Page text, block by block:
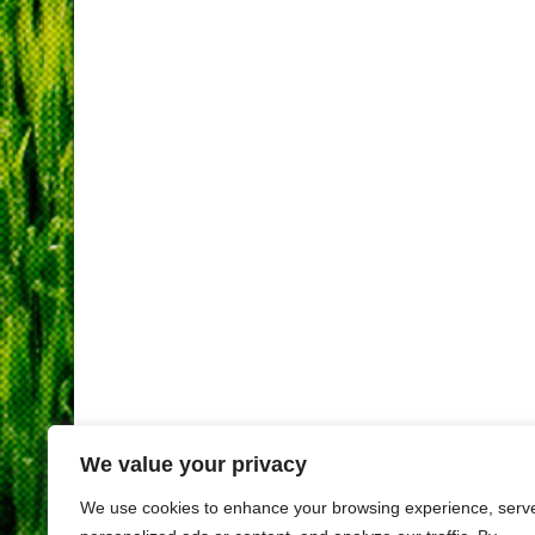
We value your privacy
We use cookies to enhance your browsing experience,